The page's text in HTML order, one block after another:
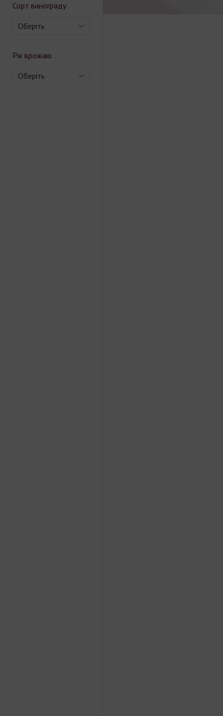
Сорт винограду
Оберіть
Рік врожаю
Оберіть